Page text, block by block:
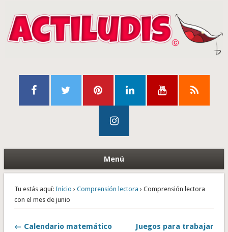
Menú
Tu estás aquí: Inicio › Comprensión lectora › Comprensión lectora
con el mes de junio
← Calendario matemático
Juegos para trabajar